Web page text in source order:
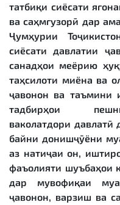
татбиқи сиёсати
ва саҳмгузорӣ дар
Ҷумҳурии
сиёсати давлатии
санадҳои меёрию
таҳсилоти миёна ва
ҷавонон ва таъмини
тадбирҳои
ваколатдори давлатӣ
байни донишҷӯёни
аз натиҷаи он,
фаъолияти шуъбаҳои
дар мувофиқаи
ҷавонон, варзиш ва